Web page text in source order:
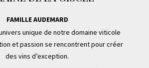
FAMILLE AUDEMARD
unique de notre domaine viticole
et passion se rencontrent pour créer
des vins d’exception.